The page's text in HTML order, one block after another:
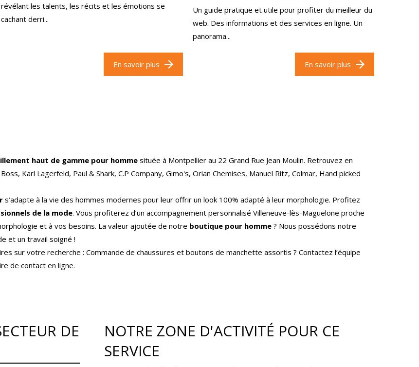
révélant les talents, les récits et les émotions se
cachant derri...
En savoir plus
Un guide pratique et utile pour profiter du meilleur du
web. Des informations et des services en ligne. Un
panorama...
En savoir plus
haut de gamme pour homme située à Montpellier au 22 Grand Rue Jean Moulin. Retrouvez en
Karl Lagerfeld, Paul & Shark, C.P Company, Gimo's, Orian Chemises, Manuel Ritz, Colmar, Hand picked
s’adapte à la vie des hommes modernes pour leur offrir un look 100% adapté à leur morphologie. Profitez
de la mode. Vous profiterez d’un accompagnement personnalisé Villeneuve-lès-Maguelone proche
et à vos besoins. La valeur ajoutée de notre boutique pour homme ? Nous possédons notre
et un travail soigné !
sur votre recherche : Commande de chaussures et boutons de manchette assortis ? Contactez l’équipe
de contact en ligne.
DE
NOTRE ZONE D'ACTIVITÉ POUR CE
SERVICE